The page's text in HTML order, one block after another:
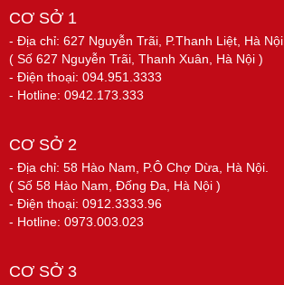
CƠ SỞ 1
- Địa chỉ: 627 Nguyễn Trãi, P.Thanh Liệt, Hà Nội.
( Số 627 Nguyễn Trãi, Thanh Xuân, Hà Nội )
- Điện thoại: 094.951.3333
- Hotline: 0942.173.333
CƠ SỞ 2
- Địa chỉ: 58 Hào Nam, P.Ô Chợ Dừa, Hà Nội.
( Số 58 Hào Nam, Đống Đa, Hà Nội )
- Điện thoại: 0912.3333.96
- Hotline: 0973.003.023
CƠ SỞ 3